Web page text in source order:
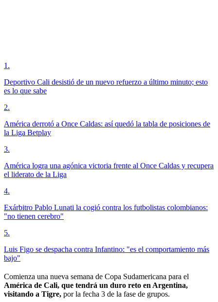
1 .
Deportivo Cali desistió de un nuevo refuerzo a último minuto; esto
es lo que sabe
2.
América derrotó a Once Caldas: así quedó la tabla de posiciones de
la Liga Betplay
3.
América logra una agónica victoria frente al Once Caldas y recupera
el liderato de la Liga
4.
Exárbitro Pablo Lunati la cogió contra los futbolistas colombianos:
"no tienen cerebro"
5.
Luis Figo se despacha contra Infantino: "es el comportamiento más
bajo"
Comienza una nueva semana de Copa Sudamericana para el
América de Cali, que tendrá un duro reto en Argentina,
visitando a Tigre, por la fecha 3 de la fase de grupos.